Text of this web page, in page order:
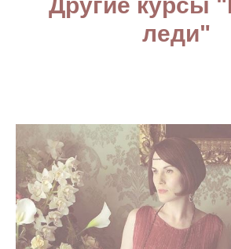
леди"